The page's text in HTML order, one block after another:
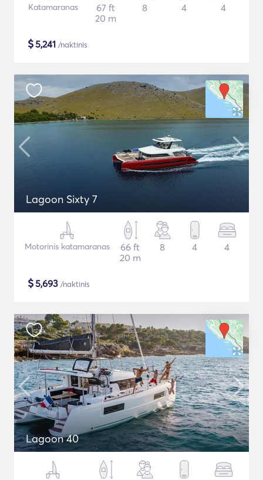
Katamaranas
67 ft
20 m
8 4 4
$5,241 /naktinis
Lagoon Sixty 7
Motorinis katamaranas
66 ft
20 m
8 4 4
$5,693 /naktinis
Lagoon 40